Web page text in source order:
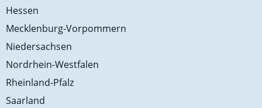
Hessen
Mecklenburg-Vorpommern
Niedersachsen
Nordrhein-Westfalen
Rheinland-Pfalz
Saarland